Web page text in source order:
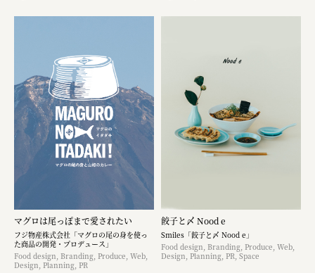
マグロは尾っぽまで愛されたい
フジ物産株式会社「マグロの尾の身を使っ
た商品の開発・プロデュース」
Food design, Branding, Produce, Web,
Design, Planning, PR
餃子と〆 Nood e
Smiles「餃子と〆 Nood e」
Food design, Branding, Produce, Web,
Design, Planning, PR, Space